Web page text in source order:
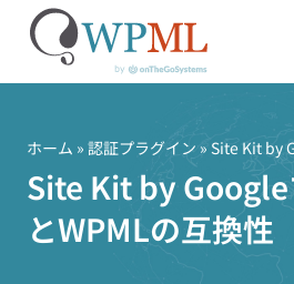
ホーム » 認証プラグイン » Site Kit by
Site Kit by
とWPMLの互換性